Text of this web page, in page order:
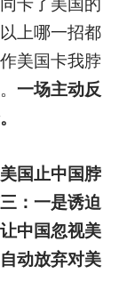
卡了美国的
上哪一招都
美国卡我脖
一场主动反
国止中国脖
：一是诱迫
中国忽视美
动放弃对美